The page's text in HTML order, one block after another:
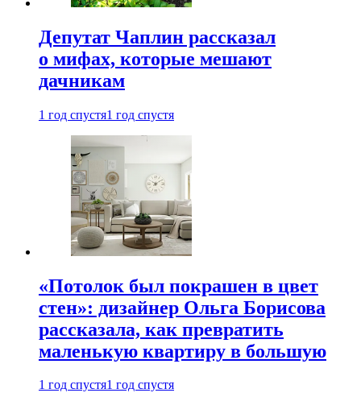
Депутат Чаплин рассказал
о мифах, которые мешают
дачникам
1 год спустя1 год спустя
«Потолок был покрашен в цвет
стен»: дизайнер Ольга Борисова
рассказала, как превратить
маленькую квартиру в большую
1 год спустя1 год спустя